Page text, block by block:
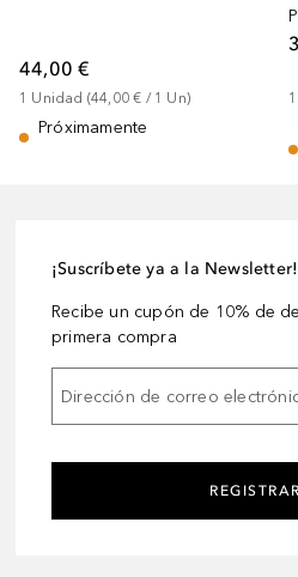
44,00 €
1 Unidad (44,00 € / 1 Un)
Próximamente
1
¡Suscríbete ya a la Newsletter!
Recibe un cupón de 10% de
primera compra
Dirección de correo